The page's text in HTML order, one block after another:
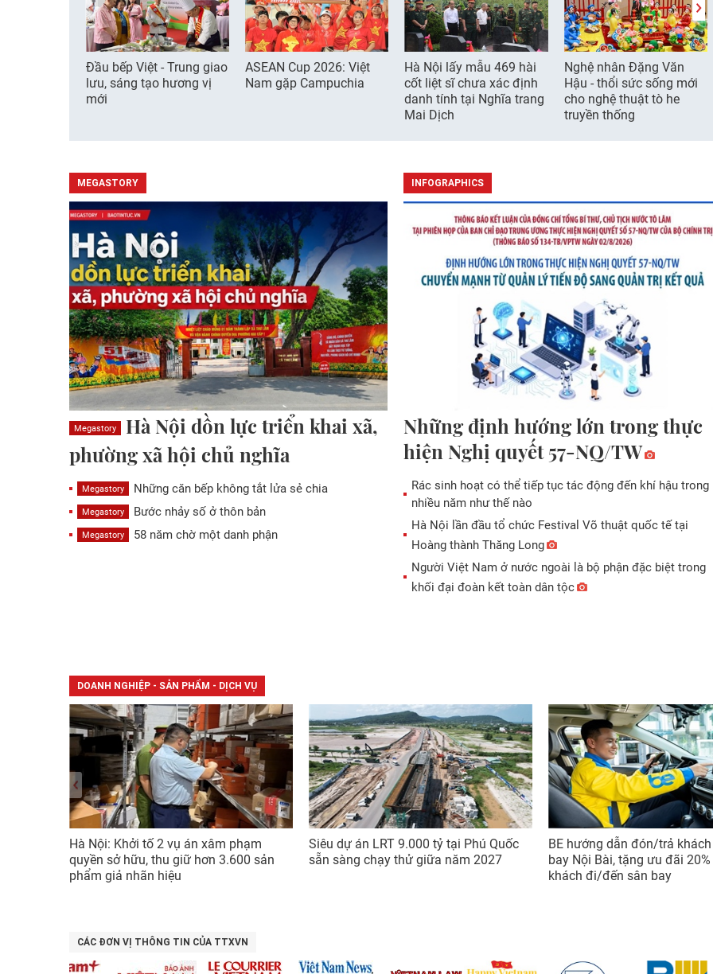
Đầu bếp Việt - Trung giao
lưu, sáng tạo hương vị
mới
ASEAN Cup 2026: Việt
Nam gặp Campuchia
Hà Nội lấy mẫu 469 hài
cốt liệt sĩ chưa xác định
danh tính tại Nghĩa trang
Mai Dịch
Nghệ nhân Đặng Văn
Hậu - thổi sức sống mới
cho nghệ thuật tò he
truyền thống
MEGASTORY
Megastory
Hà Nội dồn lực triển khai xã,
phường xã hội chủ nghĩa
Megastory Những căn bếp không tắt lửa sẻ chia
Megastory Bước nhảy số ở thôn bản
Megastory 58 năm chờ một danh phận
INFOGRAPHICS
Những định hướng lớn trong thực
hiện Nghị quyết 57-NQ/TW
Rác sinh hoạt có thể tiếp tục tác động đến khí hậu trong
nhiều năm như thế nào
Hà Nội lần đầu tổ chức Festival Võ thuật quốc tế tại
Hoàng thành Thăng Long
Người Việt Nam ở nước ngoài là bộ phận đặc biệt trong
khối đại đoàn kết toàn dân tộc
DOANH NGHIỆP - SẢN PHẨM - DỊCH VỤ
Hà Nội: Khởi tố 2 vụ án xâm phạm
quyền sở hữu, thu giữ hơn 3.600 sản
phẩm giả nhãn hiệu
Siêu dự án LRT 9.000 tỷ tại Phú Quốc
sẵn sàng chạy thử giữa năm 2027
BE hướng dẫn đón/trả
bay Nội Bài, tặng ưu đãi
khách đi/đến sân bay
CÁC ĐƠN VỊ THÔNG TIN CỦA TTXVN